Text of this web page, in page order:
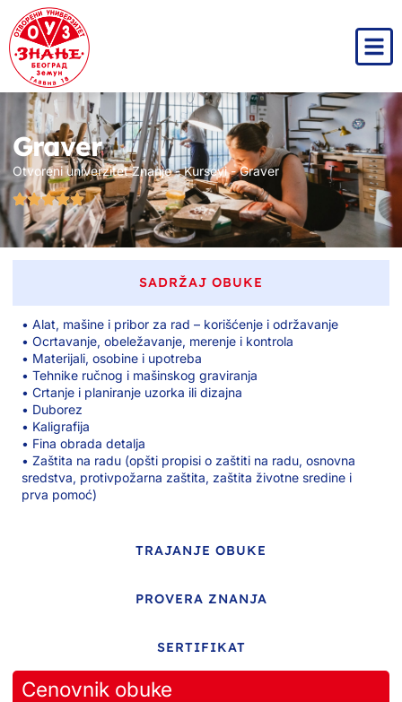
Graver
Otvoreni univerzitet Znanje-Kursevi-Graver
SADRŽAJ OBUKE
TRAJANJE OBUKE
PROVERA ZNANJA
SERTIFIKAT
• Alat, mašine i pribor za rad – korišćenje i održavanje
• Ocrtavanje, obeležavanje, merenje i kontrola
• Materijali, osobine i upotreba
• Tehnike ručnog i mašinskog graviranja
• Crtanje i planiranje uzorka ili dizajna
• Duborez
• Kaligrafija
• Fina obrada detalja
• Zaštita na radu (opšti propisi o zaštiti na radu, osnovna
sredstva, protivpožarna zaštita, zaštita životne sredine i
prva pomoć)
Cenovnik obuke